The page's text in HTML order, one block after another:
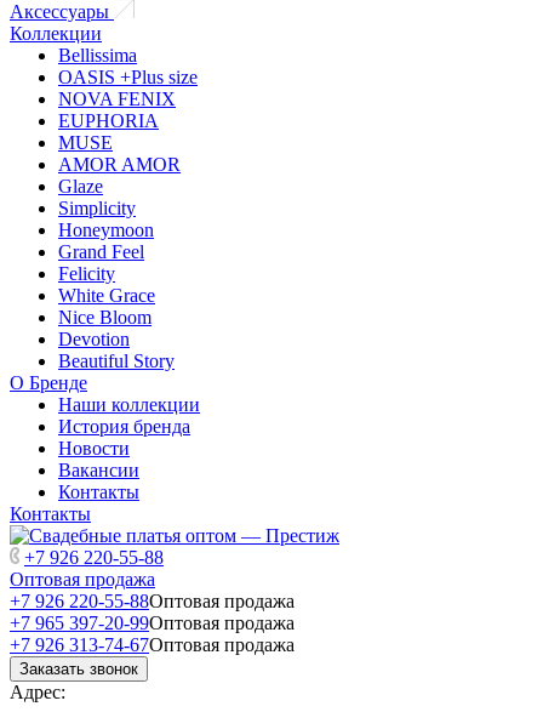
Аксессуары
Коллекции
Bellissima
OASIS +Plus size
NOVA FENIX
EUPHORIA
MUSE
AMOR AMOR
Glaze
Simplicity
Honeymoon
Grand Feel
Felicity
White Grace
Nice Bloom
Devotion
Beautiful Story
О Бренде
Наши коллекции
История бренда
Новости
Вакансии
Контакты
Контакты
+7 926 220-55-88
Оптовая продажа
+7 926 220-55-88Оптовая продажа
+7 965 397-20-99Оптовая продажа
+7 926 313-74-67Оптовая продажа
Заказать звонок
Адрес: